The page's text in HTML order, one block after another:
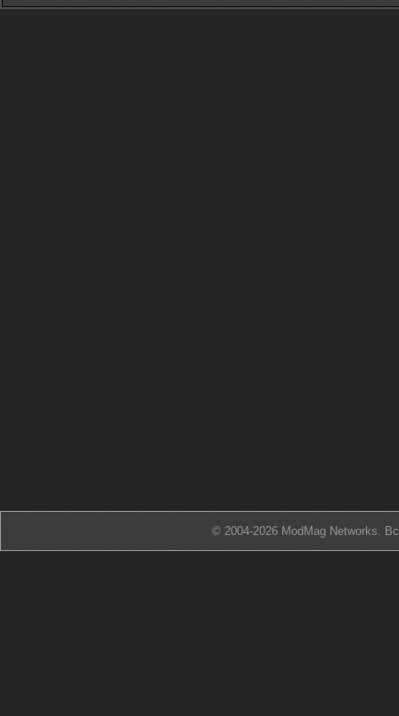
© 2004-2026 ModMag Networks.